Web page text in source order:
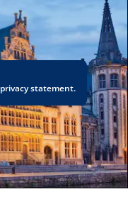
privacy statement.